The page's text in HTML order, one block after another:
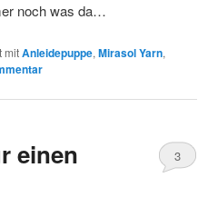
noch was da…
mitAnleidepuppe, Mirasol Yarn,
einen
3